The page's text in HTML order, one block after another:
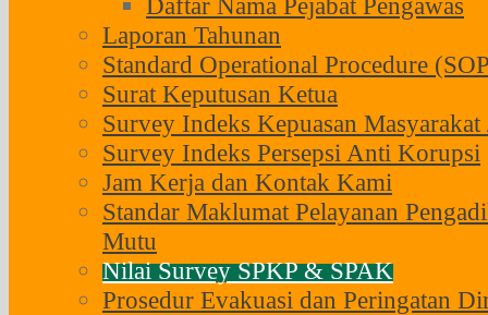
Laporan Tahunan
Standard Operational Procedure
Surat Keputusan Ketua
Survey Indeks Kepuasan
Survey Indeks Persepsi Anti Korupsi
Jam Kerja dan Kontak Kami
Standar Maklumat Pelayanan
Mutu
Nilai Survey SPKP & SPAK
Prosedur Evakuasi dan Peringatan